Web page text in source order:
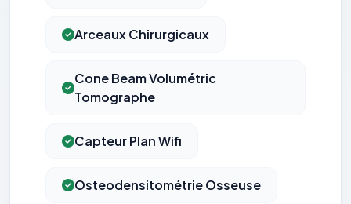
Arceaux Chirurgicaux
Cone Beam Volumétric
Tomographe
Capteur Plan Wifi
Osteodensitométrie Osseuse